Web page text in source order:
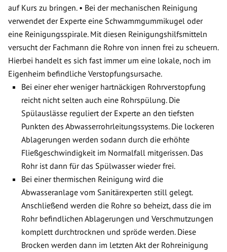
auf Kurs zu bringen. • Bei der mechanischen Reinigung
verwendet der Experte eine Schwammgummikugel oder
eine Reinigungsspirale. Mit diesen Reinigungshilfsmitteln
versucht der Fachmann die Rohre von innen frei zu scheuern.
Hierbei handelt es sich fast immer um eine lokale, noch im
Eigenheim befindliche Verstopfungsursache.
Bei einer eher weniger hartnäckigen Rohrverstopfung
reicht nicht selten auch eine Rohrspülung. Die
Spülauslässe reguliert der Experte an den tiefsten
Punkten des Abwasserrohrleitungssystems. Die lockeren
Ablagerungen werden sodann durch die erhöhte
Fließgeschwindigkeit im Normalfall mitgerissen. Das
Rohr ist dann für das Spülwasser wieder frei.
Bei einer thermischen Reinigung wird die
Abwasseranlage vom Sanitärexperten still gelegt.
Anschließend werden die Rohre so beheizt, dass die im
Rohr befindlichen Ablagerungen und Verschmutzungen
komplett durchtrocknen und spröde werden. Diese
Brocken werden dann im letzten Akt der Rohreinigung